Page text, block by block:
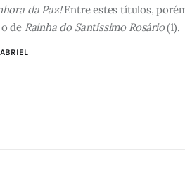
da Paz!Entre estes títulos,
de Rainha do Santíssimo Rosário(1).